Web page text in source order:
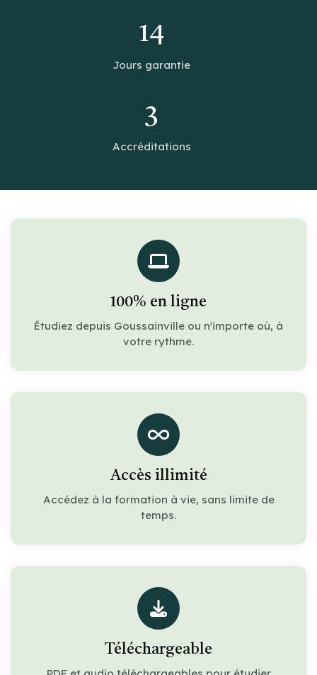
14
Jours garantie
3
Accréditations
100% en ligne
Étudiez depuis Goussainville ou n'importe où, à
votre rythme.
Accès illimité
Accédez à la formation à vie, sans limite de
temps.
Téléchargeable